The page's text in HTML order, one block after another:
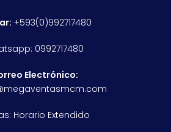
+593(0)992717480
0992717480
Electrónico:
Horario Extendido